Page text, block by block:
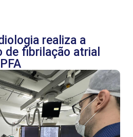
realiza a
de fibrilação atrial